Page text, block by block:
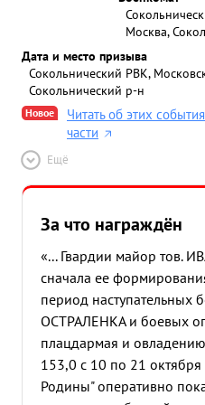
Москва,
Дата и место призыва
Сокольнический РВК,
Сокольнический р-н
Новое
Читать об этих
части
Ещё
За что награждён
«... Гвардии майор тов.
сначала ее
период наступательных
ОСТРАЛЕНКА и боевых
плацдармая и
153,0 с 10 по 21 октября
Родины" оперативно